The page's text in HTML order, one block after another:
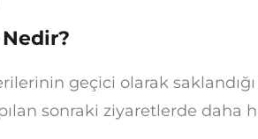
geçici olarak
sonraki ziyaretlerde daha